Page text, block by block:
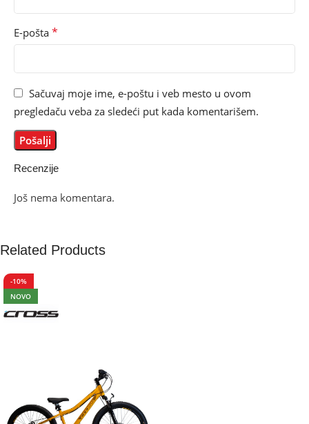
Recenzije
Još nema komentara.
E-pošta *
Sačuvaj moje ime, e-poštu i veb mesto u ovom
pregledaču veba za sledeći put kada komentarišem.
Related Products
-10%
NOVO